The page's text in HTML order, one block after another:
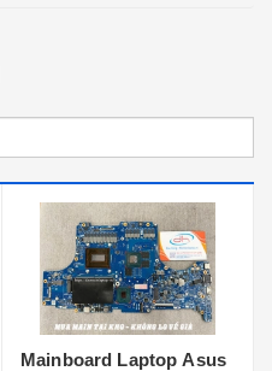
Mainboard Laptop Asus